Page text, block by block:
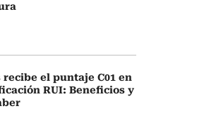
el puntaje C01 en
RUI: Beneficios y